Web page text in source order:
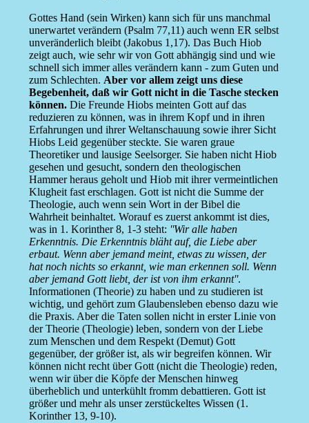
Gottes Hand (sein Wirken) kann sich für uns manchmal
unerwartet verändern (Psalm 77,11) auch wenn ER selbst
unveränderlich bleibt (Jakobus 1,17). Das Buch Hiob
zeigt auch, wie sehr wir von Gott abhängig sind und wie
schnell sich immer alles verändern kann - zum Guten und
zum Schlechten. Aber vor allem zeigt uns diese
Begebenheit, daß wir Gott nicht in die Tasche stecken
können.Die Freunde Hiobs meinten Gott auf das
reduzieren zu können, was in ihrem Kopf und in ihren
Erfahrungen und ihrer Weltanschauung sowie ihrer Sicht
Hiobs Leid gegenüber steckte. Sie waren graue
Theoretiker und lausige Seelsorger. Sie haben nicht Hiob
gesehen und gesucht, sondern den theologischen
Hammer heraus geholt und Hiob mit ihrer vermeintlichen
Klugheit fast erschlagen. Gott ist nicht die Summe der
Theologie, auch wenn sein Wort in der Bibel die
Wahrheit beinhaltet. Worauf es zuerst ankommt ist dies,
was in 1. Korinther 8, 1-3 steht: ''Wir alle haben
Erkenntnis. Die Erkenntnis bläht auf, die Liebe aber
erbaut. Wenn aber jemand meint, etwas zu wissen, der
hat noch nichts so erkannt, wie man erkennen soll. Wenn
aber jemand Gott liebt, der ist von ihm erkannt''.
Informationen (Theorie) zu haben und zu studieren ist
wichtig, und gehört zum Glaubensleben ebenso dazu wie
die Praxis. Aber die Taten sollen nicht in erster Linie von
der Theorie (Theologie) leben, sondern von der Liebe
zum Menschen und dem Respekt (Demut) Gott
gegenüber, der größer ist, als wir begreifen können. Wir
können nicht recht über Gott (nicht die Theologie) reden,
wenn wir über die Köpfe der Menschen hinweg
überheblich und unterkühlt fromm debattieren. Gott ist
größer und mehr als unser zerstückeltes Wissen (1.
Korinther 13, 9-10).